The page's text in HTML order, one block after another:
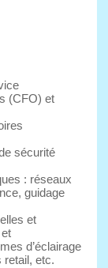
(CFO) et
sécurité
: réseaux
guidage
et
d’éclairage
retail, etc.